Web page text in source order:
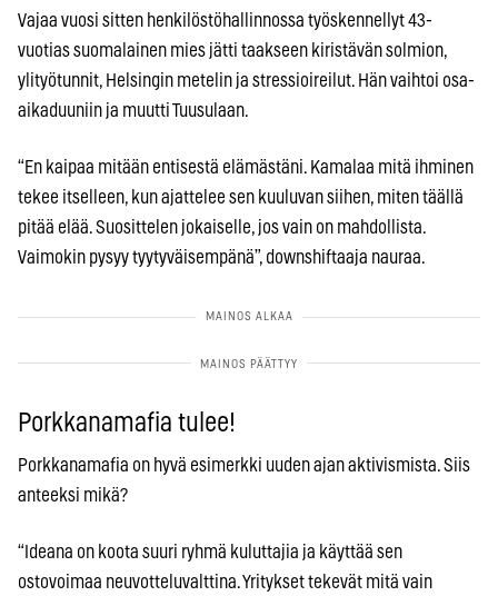
Vajaa vuosi sitten henkilöstöhallinnossa työskennellyt 43-
vuotias suomalainen mies jätti taakseen kiristävän solmion,
ylityötunnit, Helsingin metelin ja stressioireilut. Hän vaihtoi osa-
aikaduuniin ja muutti Tuusulaan.
“En kaipaa mitään entisestä elämästäni. Kamalaa mitä ihminen
tekee itselleen, kun ajattelee sen kuuluvan siihen, miten täällä
pitää elää. Suosittelen jokaiselle, jos vain on mahdollista.
Vaimokin pysyy tyytyväisempänä”, downshiftaaja nauraa.
Porkkanamafia tulee!
Porkkanamafia on hyvä esimerkki uuden ajan aktivismista. Siis
anteeksi mikä?
“Ideana on koota suuri ryhmä kuluttajia ja käyttää sen
ostovoimaa neuvotteluvalttina. Yritykset tekevät mitä vain